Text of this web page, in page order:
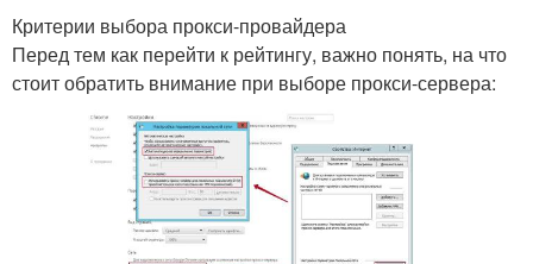
Критерии выбора прокси-провайдера
Перед тем как перейти к рейтингу, важно понять, на что
стоит обратить внимание при выборе прокси-сервера: